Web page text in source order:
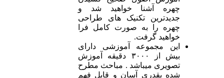
چهره آشنا خواهید شد و
جدیدترین تکنیک های طراحی
چهره را به صورت کامل فرا
خواهید گرفت.
این مجموعه آموزشی دارای
بیش از ۳۰۰۰ دقیقه آموزش
تصویری میباشد . مباحث مطرح
شده بقدری آسان و قابل فهم